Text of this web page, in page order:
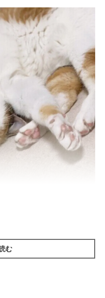
ている猫が見せるしぐさ・
か？
む